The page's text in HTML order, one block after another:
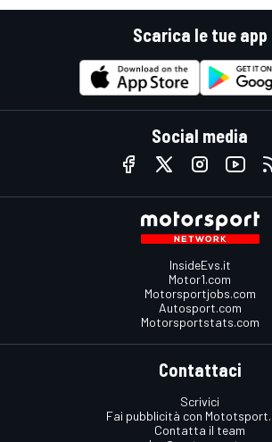
Scarica le tue app
Social media
InsideEvs.it
Motor1.com
Motorsportjobs.com
Autosport.com
Motorsportstats.com
Contattaci
Scrivici
Fai pubblicità con
Contatta il team